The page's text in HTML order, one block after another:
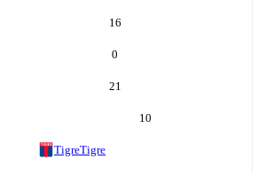
16
0
21
10
TigreTigre